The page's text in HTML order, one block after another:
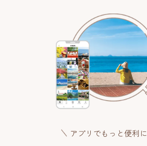
アプリでもっと便利に